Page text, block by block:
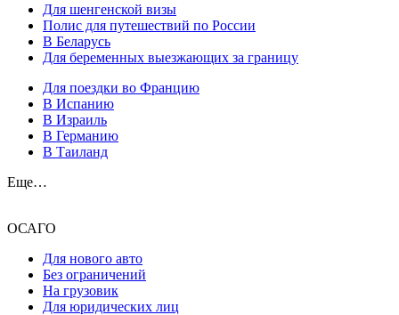
Для шенгенской визы
Полис для путешествий по России
В Беларусь
Для беременных выезжающих за границу
Для поездки во Францию
В Испанию
В Израиль
В Германию
В Таиланд
Еще…
ОСАГО
Для нового авто
Без ограничений
На грузовик
Для юридических лиц